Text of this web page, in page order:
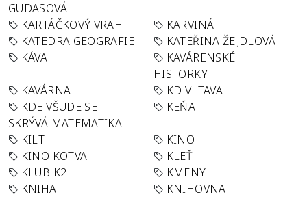
GUDASOVÁ
KARTÁČKOVÝ VRAH
KARVINÁ
KATEDRA GEOGRAFIE
KATEŘINA ŽEJDLOVÁ
KÁVA
KAVÁRENSKÉ
HISTORKY
KAVÁRNA
KD VLTAVA
KDE VŠUDE SE
SKRÝVÁ MATEMATIKA
KEŇA
KILT
KINO
KINO KOTVA
KLEŤ
KLUB K2
KMENY
KNIHA
KNIHOVNA